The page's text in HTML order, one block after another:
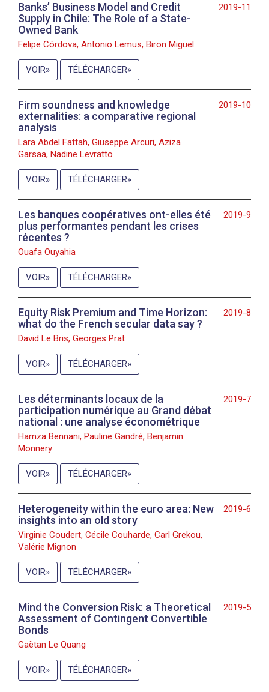
2019-11
Banks’ Business Model and Credit
Supply in Chile: The Role of a State-
Owned Bank
Felipe Córdova, Antonio Lemus, Biron Miguel
VOIR TÉLÉCHARGER
2019-10
Firm soundness and knowledge
externalities: a comparative regional
analysis
Lara Abdel Fattah, Giuseppe Arcuri, Aziza
Garsaa, Nadine Levratto
VOIR TÉLÉCHARGER
2019-9
Les banques coopératives ont-elles été
plus performantes pendant les crises
récentes ?
Ouafa Ouyahia
VOIR TÉLÉCHARGER
2019-8
Equity Risk Premium and Time Horizon:
what do the French secular data say ?
David Le Bris, Georges Prat
VOIR TÉLÉCHARGER
2019-7
Les déterminants locaux de la
participation numérique au Grand débat
national : une analyse économétrique
Hamza Bennani, Pauline Gandré, Benjamin
Monnery
VOIR TÉLÉCHARGER
2019-6
Heterogeneity within the euro area: New
insights into an old story
Virginie Coudert, Cécile Couharde, Carl Grekou,
Valérie Mignon
VOIR TÉLÉCHARGER
2019-5
Mind the Conversion Risk: a Theoretical
Assessment of Contingent Convertible
Bonds
Gaëtan Le Quang
VOIR TÉLÉCHARGER